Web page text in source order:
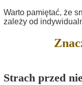
Warto pamiętać, że
zależy od
Strach przed